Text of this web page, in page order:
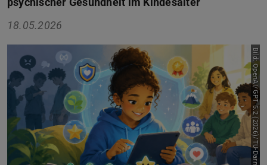
18.05.2026
B
i
l
d
:
O
p
e
n
A
I
/
G
P
T
5
.
2
(
2
0
2
6
)
/
T
U
-
D
a
r
m
s
t
a